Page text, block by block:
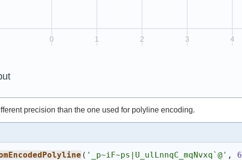
precision than the one used for polyline encoding.
( '_p~iF~ps|U_ulLnnqC_mqNvxq`@' , 6